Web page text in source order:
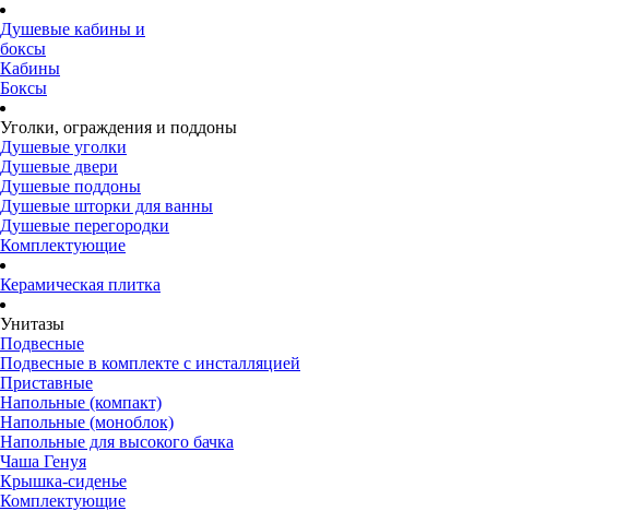
Душевые кабины и
боксы
Кабины
Боксы
Уголки, ограждения и поддоны
Душевые уголки
Душевые двери
Душевые поддоны
Душевые шторки для ванны
Душевые перегородки
Комплектующие
Керамическая плитка
Унитазы
Подвесные
Подвесные в комплекте с инсталляцией
Приставные
Напольные (компакт)
Напольные (моноблок)
Напольные для высокого бачка
Чаша Генуя
Крышка-сиденье
Комплектующие